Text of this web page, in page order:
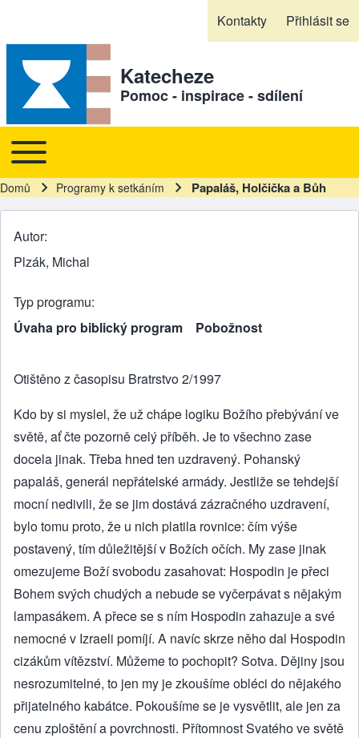
Kontakty Přihlásit se
Katecheze
Pomoc - inspirace - sdílení
Hlavní navigace
Toggle main menu
Drobečková navigace
Domů Programy k setkáním Papaláš, Holčička a Bůh
Autor
Plzák, Michal
Typ programu
Úvaha pro biblický program
Pobožnost
Otištěno z časopisu Bratrstvo 2/1997
Kdo by si myslel, že už chápe logiku Božího přebývání ve
světě, ať čte pozorně celý příběh. Je to všechno zase
docela jinak. Třeba hned ten uzdravený. Pohanský
papaláš, generál nepřátelské armády. Jestliže se tehdejší
mocní nedivili, že se jim dostává zázračného uzdravení,
bylo tomu proto, že u nich platila rovnice: čím výše
postavený, tím důležitější v Božích očích. My zase jinak
omezujeme Boží svobodu zasahovat: Hospodin je přeci
Bohem svých chudých a nebude se vyčerpávat s nějakým
lampasákem. A přece se s ním Hospodin zahazuje a své
nemocné v Izraeli pomíjí. A navíc skrze něho dal Hospodin
cizákům vítězství. Můžeme to pochopit? Sotva. Dějiny jsou
nesrozumitelné, to jen my je zkoušíme obléci do nějakého
přijatelného kabátce. Pokoušíme se je vysvětlit, ale jen za
cenu zploštění a povrchnosti. Přítomnost Svatého ve světě